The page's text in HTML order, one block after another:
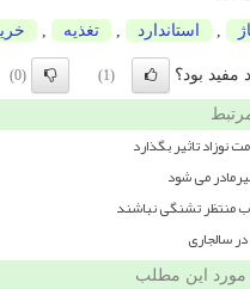
استاندارد تغذیه
بود؟ (1)
(0)
نوزاد تاثیر بگذارد
می شود
منتظر تشنگی نباشند
مورد این مطلب